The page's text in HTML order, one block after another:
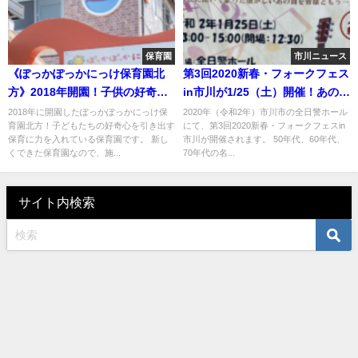
保育園
《ぽっかぽっかにっけ保育園北
方》2018年開園！子供の好奇心
をくすぐる市川市認可保育園！
2018年に開園したぽっかぽっかにっけ保
育園北方！子どもたちの好奇心を引き出す
保育に力を入れている保育園です。 新し
くできた保育園なので、施...
市川ニュース
第3回2020新春・フォークフェス
in市川が1/25（土）開催！あの懐
かしい歌で青春時代を思い出そ
う！
2020年（令和2年）市川市の全日警ホール
にて、第3回2020新春・フォークフェスin
市川が開催されます。 50年代、60年代、
70年代の名...
サイト内検索